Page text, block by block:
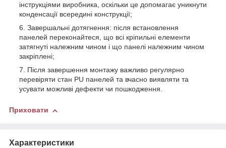
інструкціями виробника, оскільки це допомагає уникнути
конденсації всередині конструкції;
Завершальні дотягнення: після встановлення
панелей переконайтеся, що всі кріпильні елементи
затягнуті належним чином і що панелі належним чином
закріплені;
Після завершення монтажу важливо регулярно
перевіряти стан PU панелей та вчасно виявляти та
усувати можливі дефекти чи пошкодження.
Приховати
Характеристики